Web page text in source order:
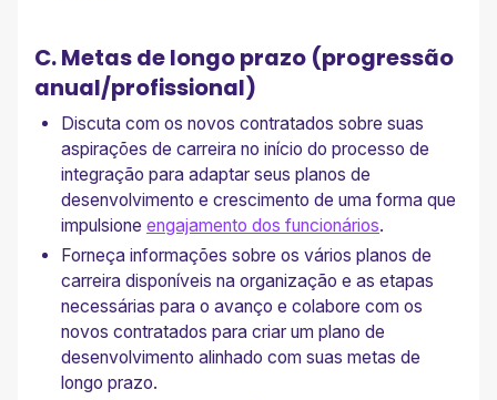
C. Metas de longo prazo (progressão
anual/profissional)
Discuta com os novos contratados sobre suas
aspirações de carreira no início do processo de
integração para adaptar seus planos de
desenvolvimento e crescimento de uma forma que
impulsioneengajamento dos funcionários.
Forneça informações sobre os vários planos de
carreira disponíveis na organização e as etapas
necessárias para o avanço e colabore com os
novos contratados para criar um plano de
desenvolvimento alinhado com suas metas de
longo prazo.